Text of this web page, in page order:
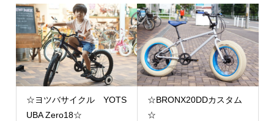
☆ヨツバサイクル YOTS
UBA Zero18☆
☆BRONX20DDカスタム
☆